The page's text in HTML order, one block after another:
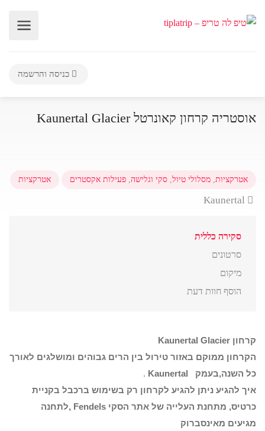
כניסה והרשמה
אוסטריה קרחון קאונרטל Kaunertal Glacier
אטרקציות, מסלולי טיול, סקי וגלישה, פעילות אקסטרים אטרקציות
סקירה כללית
סרטונים
מיקום
הוסף חוות דעת
קרחון Kaunertal Glacier
הקרחון ממוקם באזור טירול בין הרים גבוהים ומושלגים לאורך
כל השנה,בעמק
Kaunertal
.
איך להגיע ניתן להגיע לקרחון רק בשימוש ברכבל בקניית
כרטיס, מתחנת העלייה של אתר הסקי Fendels ,לתחנה
מגיעים מאינסברוק